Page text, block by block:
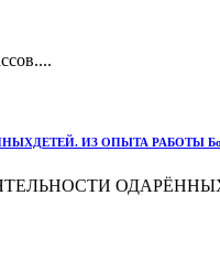
ИЗ ОПЫТА РАБОТЫ